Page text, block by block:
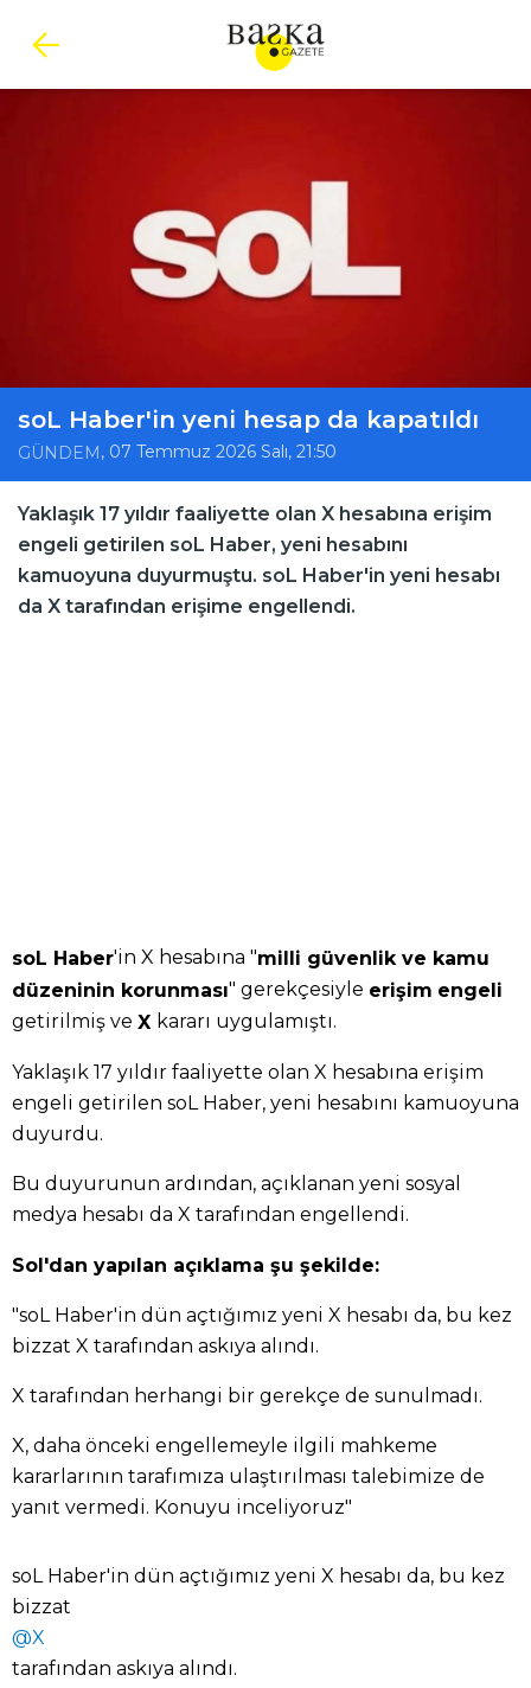
soL Haber'in yeni hesap da kapatıldı
GÜNDEM , 07 Temmuz 2026 Salı, 21:50
Yaklaşık 17 yıldır faaliyette olan X hesabına erişim
engeli getirilen soL Haber, yeni hesabını
kamuoyuna duyurmuştu. soL Haber'in yeni hesabı
da X tarafından erişime engellendi.
soL Haber'in X hesabına "milli güvenlik ve kamu
düzeninin korunması" gerekçesiyle erişim engeli
getirilmiş ve X kararı uygulamıştı.
Yaklaşık 17 yıldır faaliyette olan X hesabına erişim
engeli getirilen soL Haber, yeni hesabını kamuoyuna
duyurdu.
Bu duyurunun ardından, açıklanan yeni sosyal
medya hesabı da X tarafından engellendi.
Sol'dan yapılan açıklama şu şekilde:
"soL Haber'in dün açtığımız yeni X hesabı da, bu kez
bizzat X tarafından askıya alındı.
X tarafından herhangi bir gerekçe de sunulmadı.
X, daha önceki engellemeyle ilgili mahkeme
kararlarının tarafımıza ulaştırılması talebimize de
yanıt vermedi. Konuyu inceliyoruz"
soL Haber'in dün açtığımız yeni X hesabı da, bu kez
bizzat
@X
tarafından askıya alındı.